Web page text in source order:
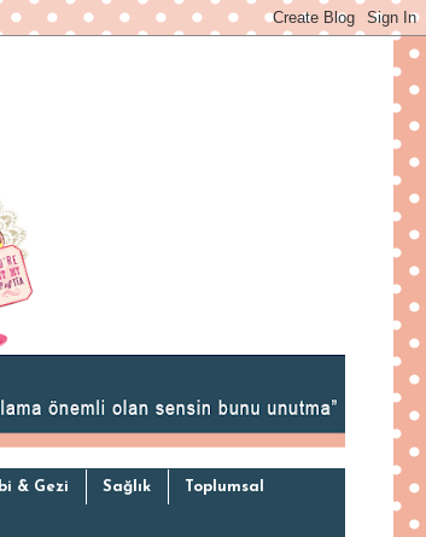
& Gezi Sağlık Toplumsal